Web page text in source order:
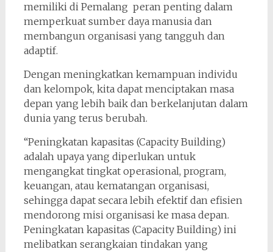
memiliki di Pemalang peran penting dalam
memperkuat sumber daya manusia dan
membangun organisasi yang tangguh dan
adaptif.
Dengan meningkatkan kemampuan individu
dan kelompok, kita dapat menciptakan masa
depan yang lebih baik dan berkelanjutan dalam
dunia yang terus berubah.
“Peningkatan kapasitas (Capacity Building)
adalah upaya yang diperlukan untuk
mengangkat tingkat operasional, program,
keuangan, atau kematangan organisasi,
sehingga dapat secara lebih efektif dan efisien
mendorong misi organisasi ke masa depan.
Peningkatan kapasitas (Capacity Building) ini
melibatkan serangkaian tindakan yang